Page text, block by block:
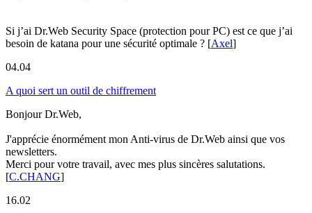
Si j’ai Dr.Web Security Space (protection pour PC) est ce que j’ai
besoin de katana pour une sécurité optimale ? [Axel]
04.04
A quoi sert un outil de chiffrement
Bonjour Dr.Web,
J'apprécie énormément mon Anti-virus de Dr.Web ainsi que vos
newsletters.
Merci pour votre travail, avec mes plus sincères salutations.
[C.CHANG]
16.02